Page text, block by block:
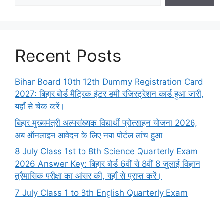
Recent Posts
Bihar Board 10th 12th Dummy Registration Card
2027: बिहार बोर्ड मैट्रिक इंटर डमी रजिस्ट्रेशन कार्ड हुआ जारी,
यहाँ से चेक करें।
बिहार मुख्यमंत्री अल्पसंख्यक विद्यार्थी प्रोत्साहन योजना 2026,
अब ऑनलाइन आवेदन के लिए नया पोर्टल लांच हुआ
8 July Class 1st to 8th Science Quarterly Exam
2026 Answer Key: बिहार बोर्ड 6वीं से 8वीं 8 जुलाई विज्ञान
त्रैमासिक परीक्षा का आंसर की, यहाँ से प्राप्त करें।
7 July Class 1 to 8th English Quarterly Exam